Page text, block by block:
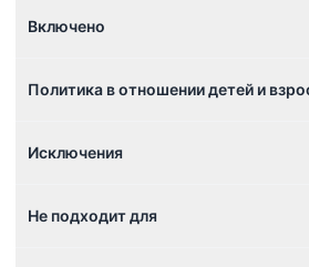
Включено
Политика в отношении детей и
Исключения
Не подходит для